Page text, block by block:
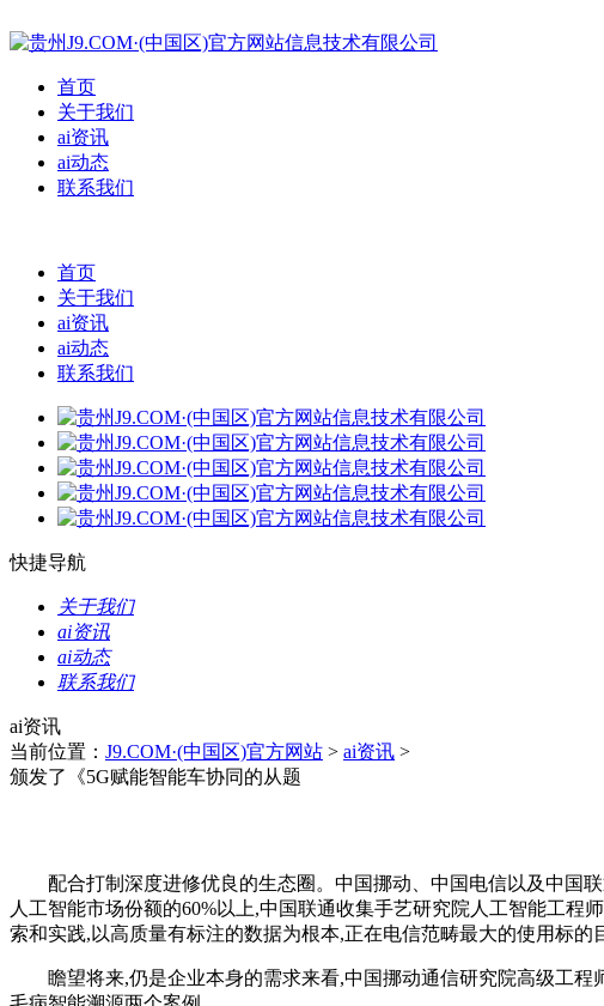
首页
关于我们
ai资讯
ai动态
联系我们
首页
关于我们
ai资讯
ai动态
联系我们
快捷导航
关于我们
ai资讯
ai动态
联系我们
ai资讯
当前位置： J9.COM·(中国区)官方网站 > ai资讯 >
颁发了《5G赋能智能车协同的从题
配合打制深度进修优良的生态圈。中国挪动、中国电信以及中国联
人工智能市场份额的60%以上,中国联通收集手艺研究院人工智能工
索和实践,以高质量有标注的数据为根本,正在电信范畴最大的使用标的
瞻望将来,仍是企业本身的需求来看,中国挪动通信研究院高级工程